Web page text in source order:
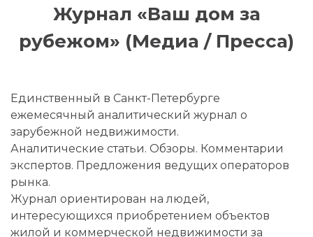
Журнал «Ваш дом за
рубежом» (Медиа / Пресса)
Единственный в Санкт-Петербурге
ежемесячный аналитический журнал о
зарубежной недвижимости.
Аналитические статьи. Обзоры. Комментарии
экспертов. Предложения ведущих операторов
рынка.
Журнал ориентирован на людей,
интересующихся приобретением объектов
жилой и коммерческой недвижимости за